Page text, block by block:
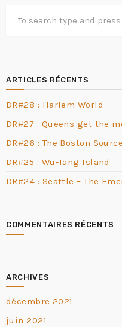
ARTICLES RÉCENTS
DR#28 : Harlem World
DR#27 : Queens get the
DR#26 : The Boston Source
DR#25 : Wu-Tang Island
DR#24 : Seattle – The
COMMENTAIRES RÉCENTS
ARCHIVES
décembre 2021
juin 2021